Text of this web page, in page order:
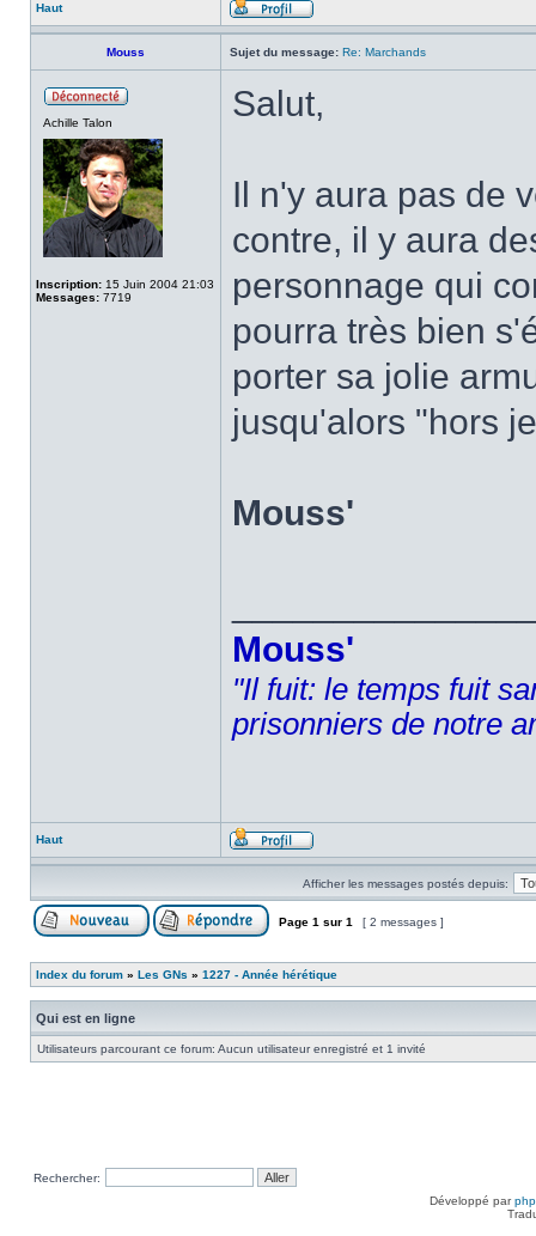
Haut
Mouss Sujet du message: Re: Marchands
Achille Talon
Inscription: 15 Juin 2004 21:03
Messages: 7719
Salut,
Il n'y aura pas de
contre, il y aura
personnage qui
pourra très bien
porter sa jolie
jusqu'alors "hors
Mouss'
Mouss'
"Il fuit: le temps fuit
prisonniers de notre
Haut
Afficher les messages postés depuis:
Page 1 sur 1 [ 2 messages ]
Index du forum » Les GNs » 1227 - Année hérétique
Qui est en ligne
Utilisateurs parcourant ce forum: Aucun utilisateur enregistré et 1 invité
Rechercher:
Développé par